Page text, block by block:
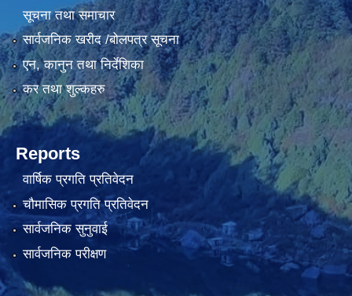
सूचना तथा समाचार
सार्वजनिक खरीद /बोलपत्र सूचना
एन, कानुन तथा निर्देशिका
कर तथा शुल्कहरु
Reports
वार्षिक प्रगति प्रतिवेदन
चौमासिक प्रगति प्रतिवेदन
सार्वजनिक सुनुवाई
सार्वजनिक परीक्षण